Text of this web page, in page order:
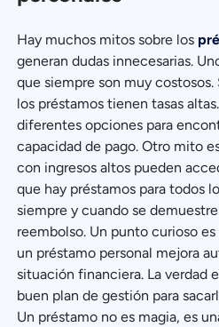
Hay muchos mitos sobre los
generan dudas innecesarias.
que siempre son muy
los préstamos tienen tasas
diferentes opciones para
capacidad de pago. Otro mito
con ingresos altos pueden
que hay préstamos para todos
siempre y cuando se
reembolso. Un punto curioso
un préstamo personal mejora
situación financiera. La verdad
buen plan de gestión para
Un préstamo no es magia, es